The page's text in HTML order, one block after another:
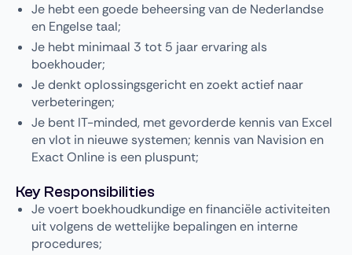
Je hebt een goede beheersing van de Nederlandse
en Engelse taal;
Je hebt minimaal 3 tot 5 jaar ervaring als
boekhouder;
Je denkt oplossingsgericht en zoekt actief naar
verbeteringen;
Je bent IT-minded, met gevorderde kennis van Excel
en vlot in nieuwe systemen; kennis van Navision en
Exact Online is een pluspunt;
Key Responsibilities
Je voert boekhoudkundige en financiële activiteiten
uit volgens de wettelijke bepalingen en interne
procedures;